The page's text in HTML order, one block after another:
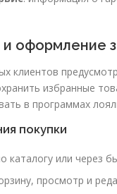
оформление
клиентов
избранные
в программах
покупки
каталогу или через
просмотр и